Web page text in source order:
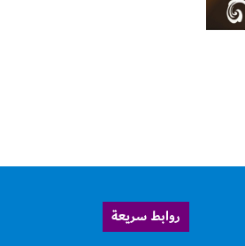
روابط سريعة